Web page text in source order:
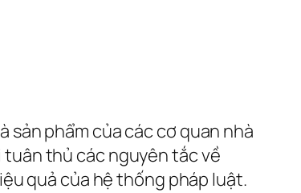
phẩm của các cơ quan nhà
tuân thủ các nguyên tắc về
quả của hệ thống pháp luật.